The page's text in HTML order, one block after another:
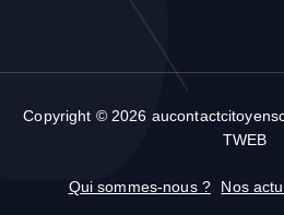
Copyright © 2026
TWEB
Qui sommes-nous ? Nos